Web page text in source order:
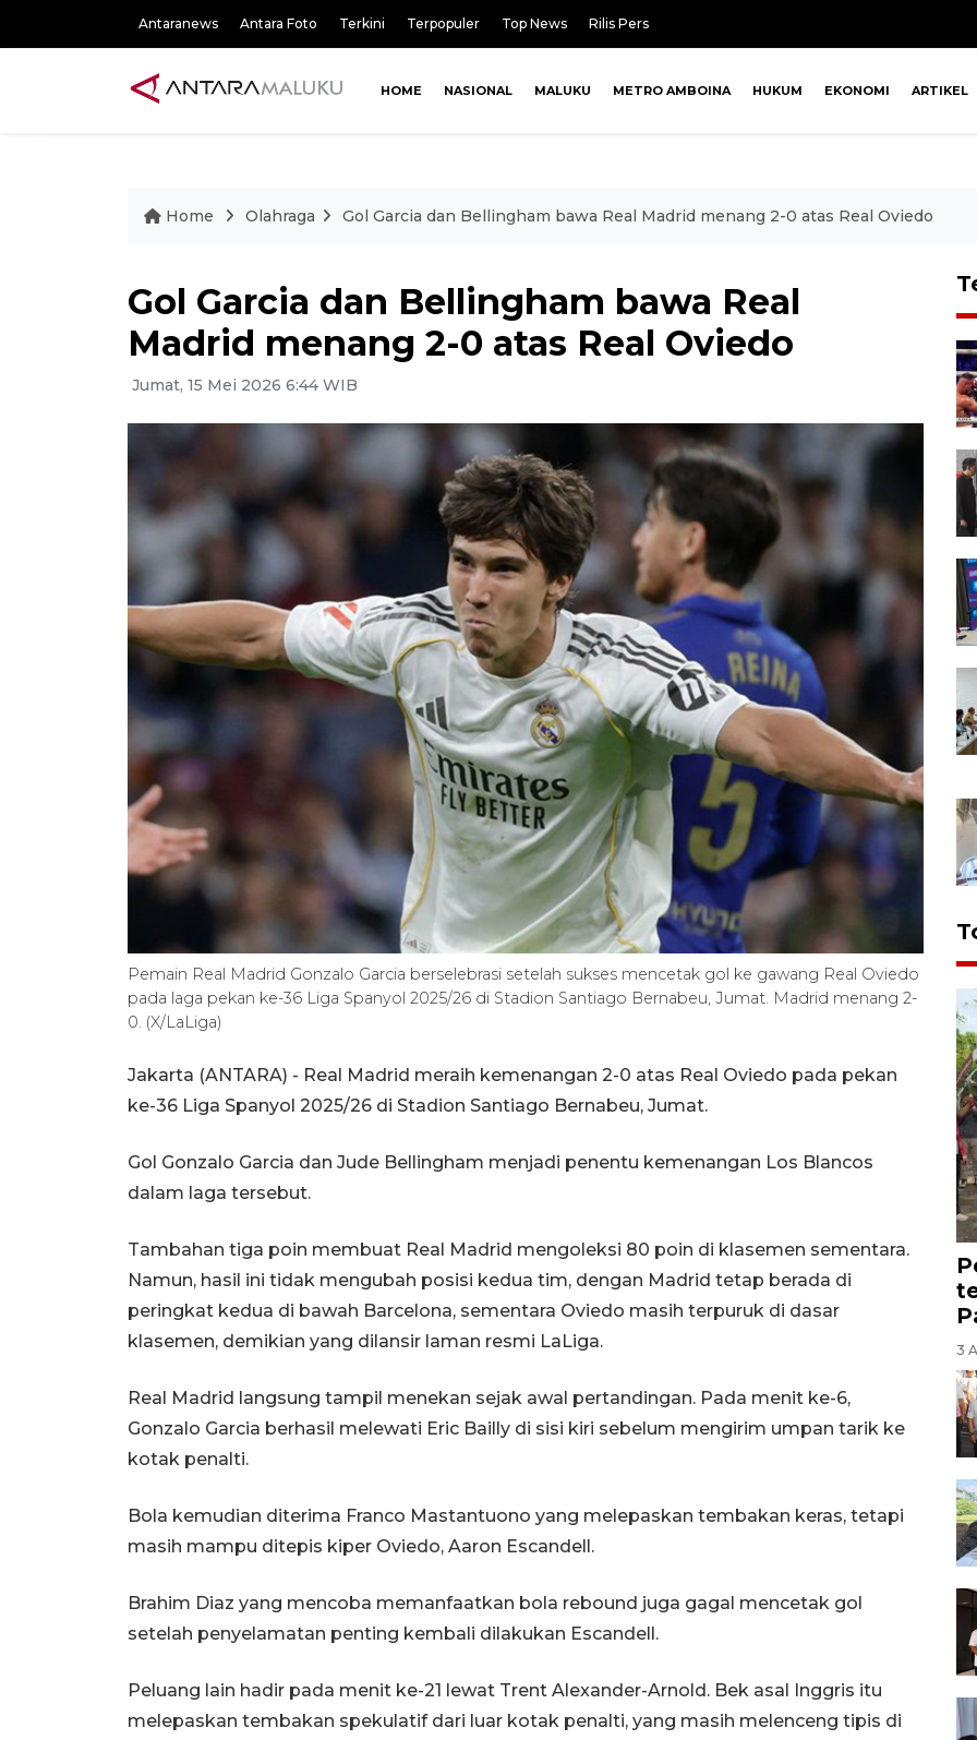
Antaranews Antara Foto Terkini Terpopuler Top News Rilis Pers
HOME NASIONAL MALUKU METRO AMBOINA HUKUM EKONOMI ARTIKEL
Home Olahraga Gol Garcia dan Bellingham bawa Real Madrid menang 2-0 atas Real Oviedo
Gol Garcia dan Bellingham bawa Real
Madrid menang 2-0 atas Real Oviedo
Jumat, 15 Mei 2026 6:44 WIB
Pemain Real Madrid Gonzalo Garcia berselebrasi setelah sukses mencetak gol ke gawang Real Oviedo
pada laga pekan ke-36 Liga Spanyol 2025/26 di Stadion Santiago Bernabeu, Jumat. Madrid menang 2-
0. (X/LaLiga)
Jakarta (ANTARA) - Real Madrid meraih kemenangan 2-0 atas Real Oviedo pada pekan
ke-36 Liga Spanyol 2025/26 di Stadion Santiago Bernabeu, Jumat.
Gol Gonzalo Garcia dan Jude Bellingham menjadi penentu kemenangan Los Blancos
dalam laga tersebut.
Tambahan tiga poin membuat Real Madrid mengoleksi 80 poin di klasemen sementara.
Namun, hasil ini tidak mengubah posisi kedua tim, dengan Madrid tetap berada di
peringkat kedua di bawah Barcelona, sementara Oviedo masih terpuruk di dasar
klasemen, demikian yang dilansir laman resmi LaLiga.
Real Madrid langsung tampil menekan sejak awal pertandingan. Pada menit ke-6,
Gonzalo Garcia berhasil melewati Eric Bailly di sisi kiri sebelum mengirim umpan tarik ke
kotak penalti.
Bola kemudian diterima Franco Mastantuono yang melepaskan tembakan keras, tetapi
masih mampu ditepis kiper Oviedo, Aaron Escandell.
Brahim Diaz yang mencoba memanfaatkan bola rebound juga gagal mencetak gol
setelah penyelamatan penting kembali dilakukan Escandell.
Peluang lain hadir pada menit ke-21 lewat Trent Alexander-Arnold. Bek asal Inggris itu
melepaskan tembakan spekulatif dari luar kotak penalti, yang masih melenceng tipis di
3